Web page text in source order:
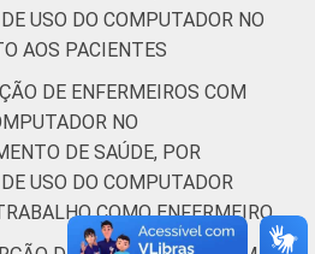
USO DO COMPUTADOR NO
AOS PACIENTES
DE ENFERMEIROS COM
NO
DE SAÚDE, POR
USO DO COMPUTADOR
COMO ENFERMEIRO